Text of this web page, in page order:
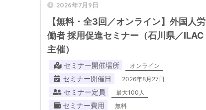
2026年7月9日
【無料・全3回／オンライン】外国人労
働者 採用促進セミナー（石川県／ILAC
主催）
セミナー開催場所 オンライン
セミナー開催日 2026年8月27日
セミナー定員 最大100人
セミナー費用 無料